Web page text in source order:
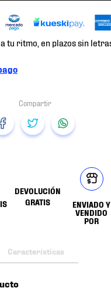
DEVOLUCIÓN
GRATIS
ENVIADO Y
VENDIDO
POR
Características